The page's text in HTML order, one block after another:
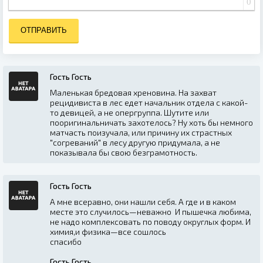
ОТПРАВИТЬ
Гость Гость
Маленькая бредовая хреновина. На захват
рецидивиста в лес едет начальник отдела с какой-
то девицей, а не опергруппа. Шутите или
пооригинальничать захотелось? Ну хоть бы немного
матчасть поизучала, или причину их страстных
"согреваний" в лесу другую придумала, а не
показывала бы свою безграмотность.
Гость Гость
А мне всеравно, они нашли себя. А где и в каком
месте это случилось—неважно И пышечка любима,
не надо комплексовать по поводу округлых форм. И
химия,и физика—все сошлось
спасибо